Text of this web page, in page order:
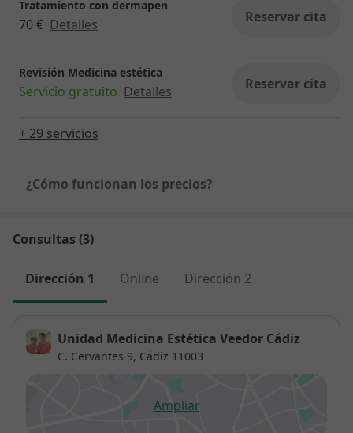
Tratamiento con dermapen
70 € Detalles Reservar cita
Revisión Medicina estética
Servicio gratuito Detalles Reservar cita
+ 29 servicios
¿Cómo funcionan los precios?
Consultas (3)
Dirección 1 Online Dirección 2
Unidad Medicina Estética Veedor Cádiz
C. Cervantes 9, Cádiz 11003
Ampliarse abre en una nueva